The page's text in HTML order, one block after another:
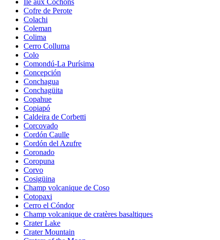
Cofre de Perote
Colachi
Coleman
Colima
Cerro Colluma
Colo
Comondú-La Purísima
Concepción
Conchagua
Conchagüita
Copahue
Copiapó
Caldeira de Corbetti
Corcovado
Cordón Caulle
Cordón del Azufre
Coronado
Coropuna
Corvo
Cosigüina
Champ volcanique de Coso
Cotopaxi
Cerro el Cóndor
Champ volcanique de cratères basaltiques
Crater Lake
Crater Mountain